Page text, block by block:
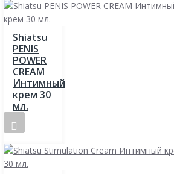
Shiatsu
PENIS
POWER
CREAM
Интимный
крем 30
мл.